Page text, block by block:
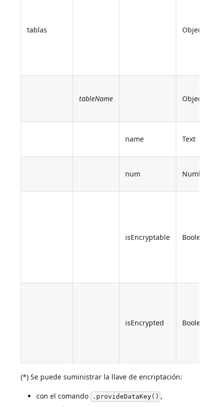
tablas Object
tableName Object
name Text
num Number
isEncryptable Boolean
isEncrypted Boolean
(*) Se puede suministrar la llave de encriptación:
con el comando .provideDataKey() ,